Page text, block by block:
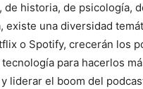
historia, de psicología,
una diversidad
o Spotify, crecerán los
para hacerlos
liderar el boom del